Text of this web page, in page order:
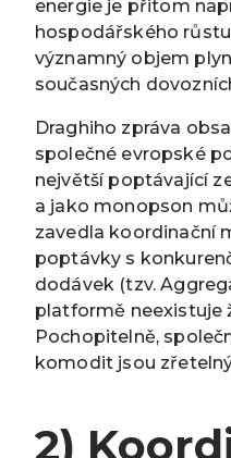
energie je přitom
hospodářského
významný objem
současných
Draghiho zpráva
společné evropské
největší poptávající
a jako monopson
zavedla koordinační
poptávky s
dodávek (tzv.
platformě neexistuje
Pochopitelně,
komodit jsou
2)